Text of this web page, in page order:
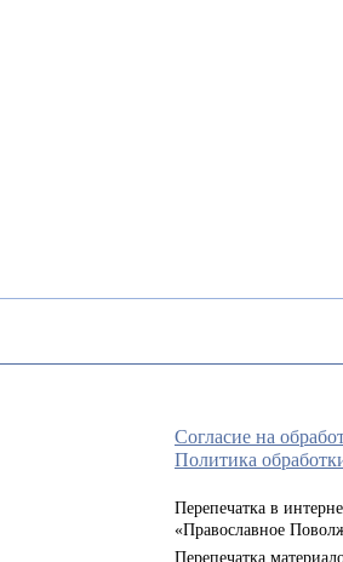
Согласие на
Политика
Перепечатка в
«Православное
Перепечатка